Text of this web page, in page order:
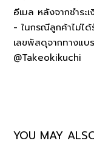
อีเมล หลังจากชำระเ
- ในกรณีลูกค้าไม่ไ
เลขพัสดุจากทางแ
@Takeokikuchi
YOU MAY